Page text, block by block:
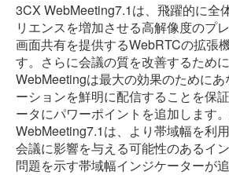
3CX WebMeeting7.1は、飛躍的に全
リエンスを増加させる高解像度のプ
画面共有を提供するWebRTCの拡張
す。さらに会議の質を改善するため
WebMeetingは最大の効果のために
ーションを鮮明に配信することを保
ータにパワーポイントを追加します
WebMeeting7.1は、より帯域幅を利
会議に影響を与える可能性のあるイ
問題を示す帯域幅インジケーターが追